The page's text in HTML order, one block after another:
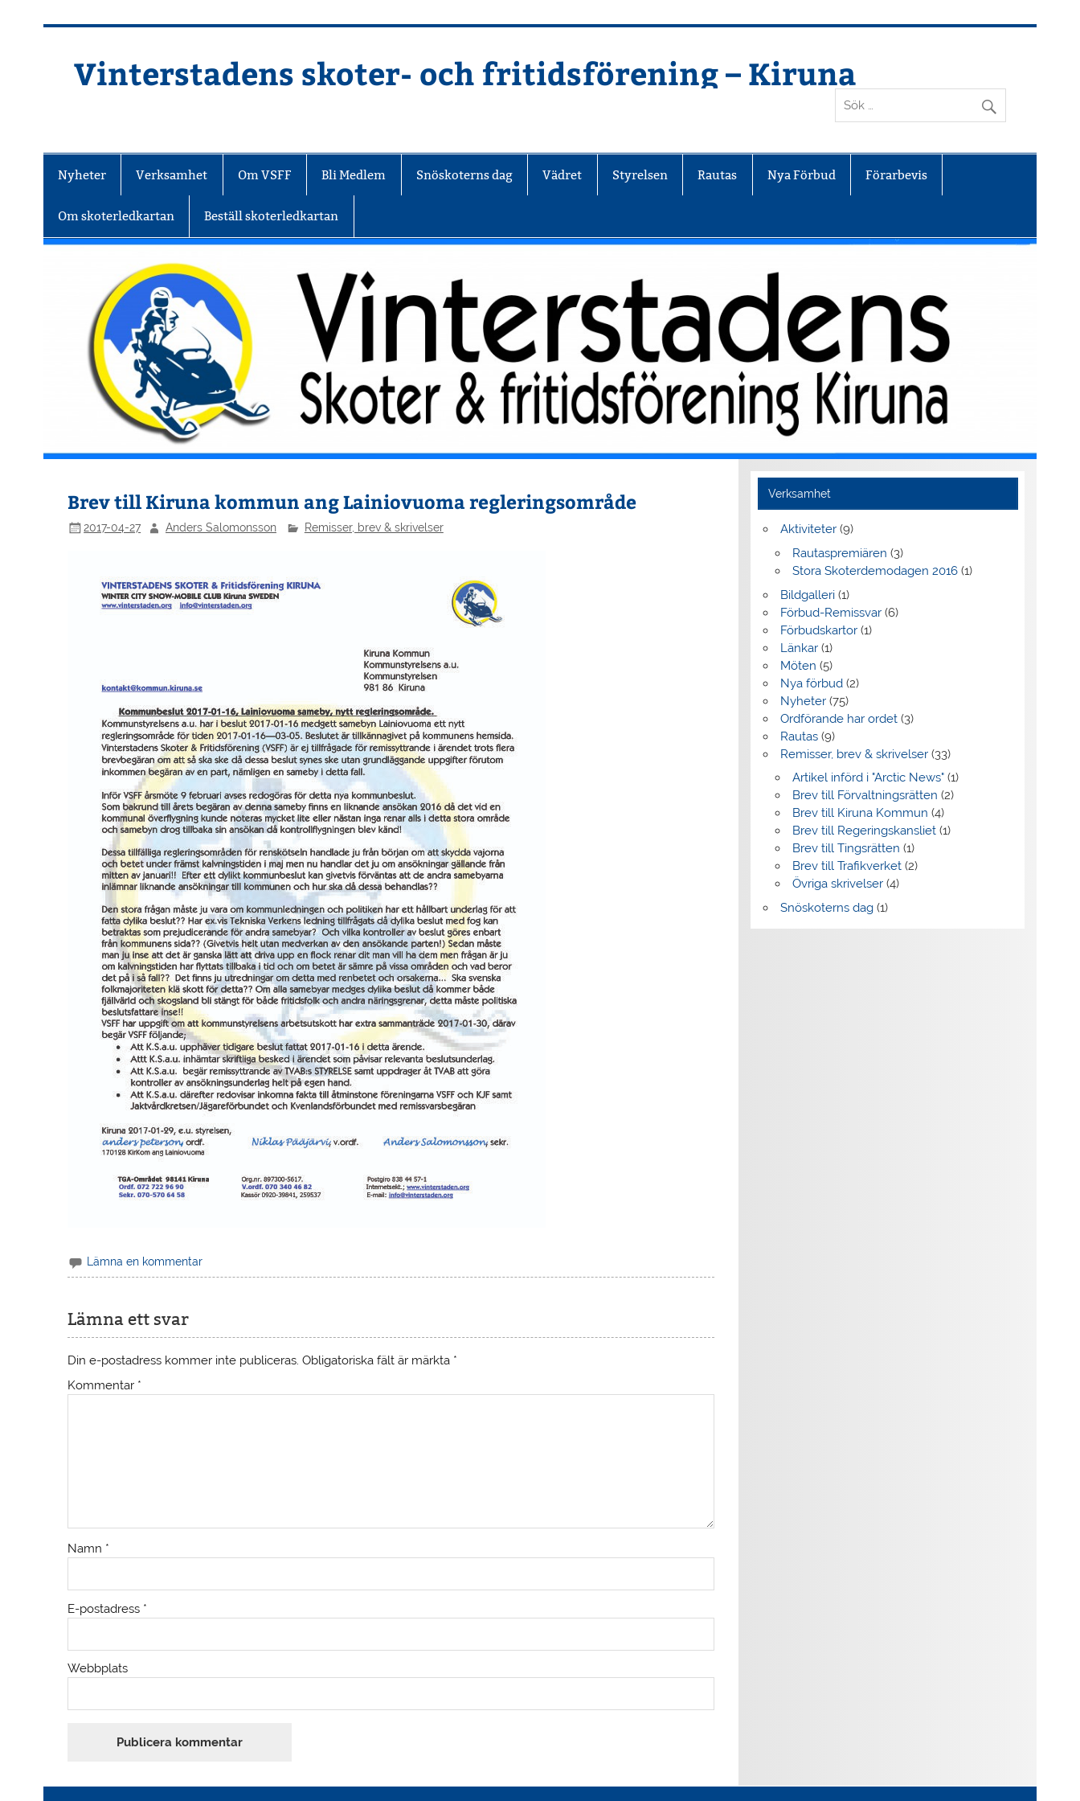
Vinterstadens skoter- och fritidsförening – Kiruna
Nyheter Verksamhet Om VSFF Bli Medlem Snöskoterns dag Vädret Styrelsen Rautas Nya Förbud Förarbevis
Om skoterledkartan Beställ skoterledkartan
Brev till Kiruna kommun ang Lainiovuoma regleringsområde
2017-04-27 Anders Salomonsson Remisser, brev & skrivelser
Lämna en kommentar
Lämna ett svar
Din e-postadress kommer inte publiceras. Obligatoriska fält är märkta *
Kommentar *
Namn *
E-postadress *
Webbplats
Verksamhet
Aktiviteter(9)
Rautaspremiären (3)
Stora Skoterdemodagen 2016 (1)
Bildgalleri(1)
Förbud-Remissvar(6)
Förbudskartor(1)
Länkar(1)
Möten (5)
Nya förbud(2)
Nyheter(75)
Ordförande har ordet(3)
Rautas(9)
Remisser, brev & skrivelser(33)
Artikel införd i "Arctic News" (1)
Brev till Förvaltningsrätten (2)
Brev till Kiruna Kommun (4)
Brev till Regeringskansliet (1)
Brev till Tingsrätten (1)
Brev till Trafikverket (2)
Övriga skrivelser (4)
Snöskoterns dag(1)